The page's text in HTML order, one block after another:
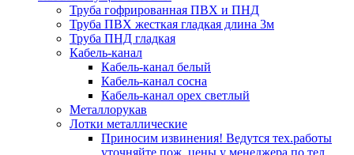
Труба гофрированная ПВХ и ПНД
Труба ПВХ жесткая гладкая длина 3м
Труба ПНД гладкая
Кабель-канал
Кабель-канал белый
Кабель-канал сосна
Кабель-канал орех светлый
Металлорукав
Лотки металлические
Приносим извинения! Ведутся тех.работы
уточняйте пож. цены у менеджера по тел